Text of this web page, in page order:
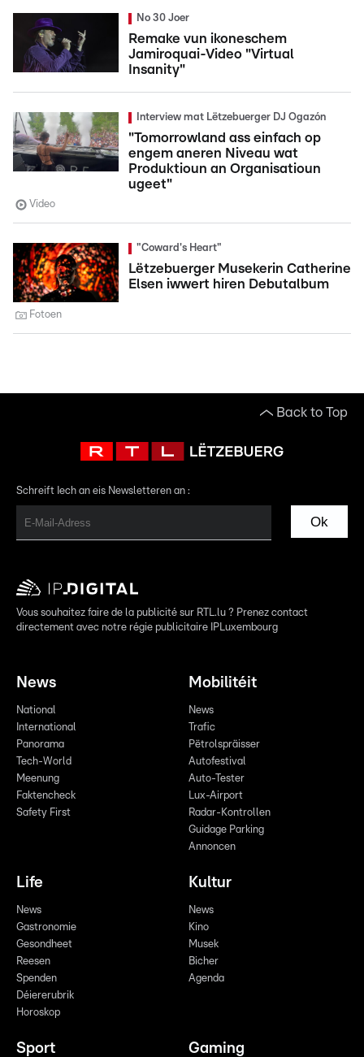
No 30 Joer
Remake vun ikoneschem
Jamiroquai-Video "Virtual
Insanity"
Interview mat Lëtzebuerger DJ Ogazón
"Tomorrowland ass einfach op
engem aneren Niveau wat
Produktioun an Organisatioun
ugeet"
Video
"Coward's Heart"
Lëtzebuerger Musekerin Catherine
Elsen iwwert hiren Debutalbum
Fotoen
Back to Top
Schreift Iech an eis Newsletteren an :
Ok
Vous souhaitez faire de la publicité sur RTL.lu ? Prenez contact
directement avec notre régie publicitaire IPLuxembourg
News
National
International
Panorama
Tech-World
Meenung
Faktencheck
Safety First
Mobilitéit
News
Trafic
Pëtrolspräisser
Autofestival
Auto-Tester
Lux-Airport
Radar-Kontrollen
Guidage Parking
Annoncen
Life
News
Gastronomie
Gesondheet
Reesen
Spenden
Déiererubrik
Horoskop
Kultur
News
Kino
Musek
Bicher
Agenda
Sport Gaming